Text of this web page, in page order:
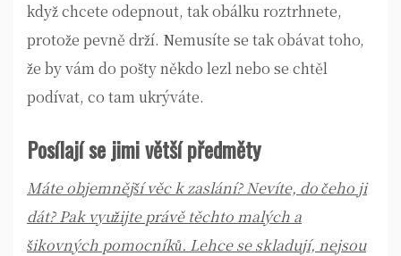
když chcete odepnout, tak obálku roztrhnete,
protože pevně drží. Nemusíte se tak obávat toho,
že by vám do pošty někdo lezl nebo se chtěl
podívat, co tam ukrýváte.
Posílají se jimi větší předměty
Máte objemnější věc k zaslání? Nevíte, do čeho ji
dát? Pak využijte právě těchto malých a
šikovných pomocníků. Lehce se skladují, nejsou